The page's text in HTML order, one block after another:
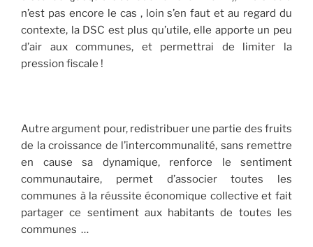
n’est pas encore le cas , loin s’en faut et au regard du
contexte, la DSC est plus qu’utile, elle apporte un peu
d’air aux communes, et permettrai de limiter la
pression fiscale !
Autre argument pour, redistribuer une partie des fruits
de la croissance de l’intercommunalité, sans remettre
en cause sa dynamique, renforce le sentiment
communautaire, permet d’associer toutes les
communes à la réussite économique collective et fait
partager ce sentiment aux habitants de toutes les
communes …